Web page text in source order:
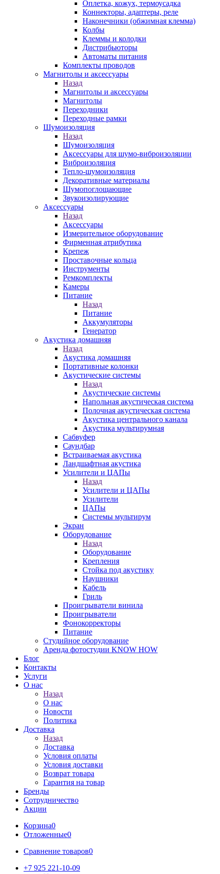
Оплетка, кожух, термоусадка
Коннекторы, адаптеры, реле
Наконечники (обжимная клемма)
Колбы
Клеммы и колодки
Дистрибьюторы
Автоматы питания
Комплекты проводов
Магнитолы и аксессуары
Назад
Магнитолы и аксессуары
Магнитолы
Переходники
Переходные рамки
Шумоизоляция
Назад
Шумоизоляция
Аксессуары для шумо-виброизоляции
Виброизоляция
Тепло-шумоизоляция
Декоративные материалы
Шумопоглощающие
Звукоизолирующие
Аксессуары
Назад
Аксессуары
Измерительное оборудование
Фирменная атрибутика
Крепеж
Проставочные кольца
Инструменты
Ремкомплекты
Камеры
Питание
Назад
Питание
Аккумуляторы
Генератор
Акустика домашняя
Назад
Акустика домашняя
Портативные колонки
Акустические системы
Назад
Акустические системы
Напольная акустическая система
Полочная акустическая система
Акустика центрального канала
Акустика мультирумная
Сабвуфер
Саундбар
Встраиваемая акустика
Ландшафтная акустика
Усилители и ЦАПы
Назад
Усилители и ЦАПы
Усилители
ЦАПы
Системы мультирум
Экран
Оборудование
Назад
Оборудование
Крепления
Стойка под акустику
Наушники
Кабель
Гриль
Проигрыватели винила
Проигрыватели
Фонокорректоры
Питание
Студийное оборудование
Аренда фотостудии KNOW HOW
Блог
Контакты
Услуги
О нас
Назад
О нас
Новости
Политика
Доставка
Назад
Доставка
Условия оплаты
Условия доставки
Возврат товара
Гарантия на товар
Бренды
Сотрудничество
Акции
Корзина0
Отложенные0
Сравнение товаров0
+7 925 221-10-09